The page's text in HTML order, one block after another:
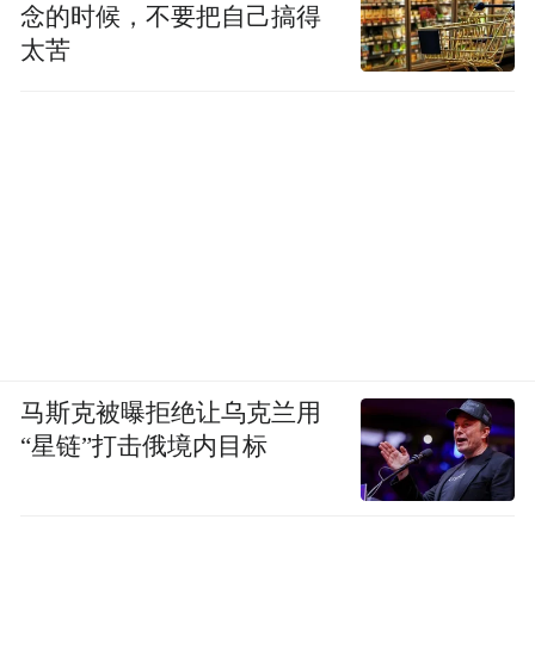
念的时候，不要把自己搞得
太苦
马斯克被曝拒绝让乌克兰用
“星链”打击俄境内目标